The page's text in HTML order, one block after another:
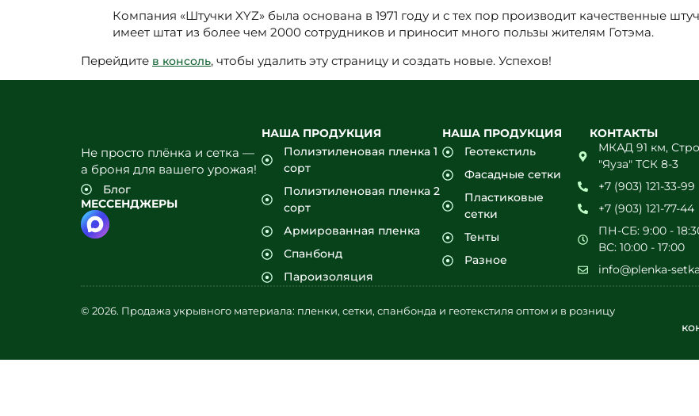
Компания «Штучки XYZ» была основана в 1971 году и с тех пор производит качественные
имеет штат из более чем 2000 сотрудников и приносит много пользы жителям Готэма.
Перейдите в консоль, чтобы удалить эту страницу и создать новые. Успехов!
Не просто плёнка и сетка —
а броня для вашего урожая!
Блог
МЕССЕНДЖЕРЫ
НАША ПРОДУКЦИЯ
Полиэтиленовая пленка 1
сорт
Полиэтиленовая пленка 2
сорт
Армированная пленка
Спанбонд
Пароизоляция
НАША ПРОДУКЦИЯ
Геотекстиль
Фасадные сетки
Пластиковые
сетки
Тенты
Разное
КОНТАКТЫ
МКАД 91 км,
"Яуза" ТСК 8-3
+7 (903) 121-33-99
+7 (903) 121-77-44
ПН-СБ: 9:00 -
ВС: 10:00 - 17:00
info@plenka-
© 2026. Продажа укрывного материала: пленки, сетки, спанбонда и геотекстиля оптом и в розницу